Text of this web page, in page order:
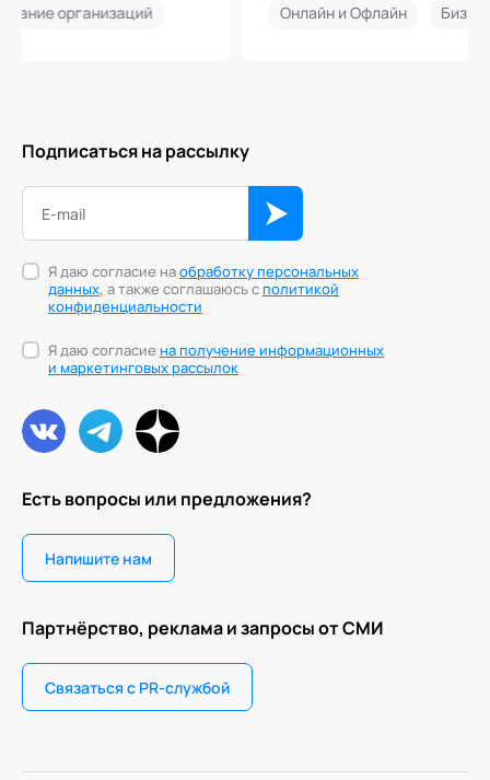
Онлайн и Офлайн Бизнес-тренинг
Есть вопросы или предложения?
Напишите нам
Партнёрство, реклама и запросы от СМИ
Связаться с PR-службой
Подписаться на рассылку
Я даю согласие наобработку персональных
данных, а также соглашаюсь сполитикой
конфиденциальности
Я даю согласие на получение информационных
и маркетинговых рассылок